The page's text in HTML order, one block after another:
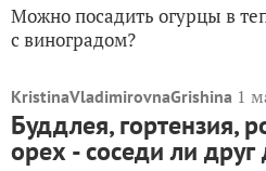
Можно посадить огурцы в
с виноградом?
KristinaVladimirovnaGrishina 1
Буддлея, гортензия,
орех - соседи ли друг